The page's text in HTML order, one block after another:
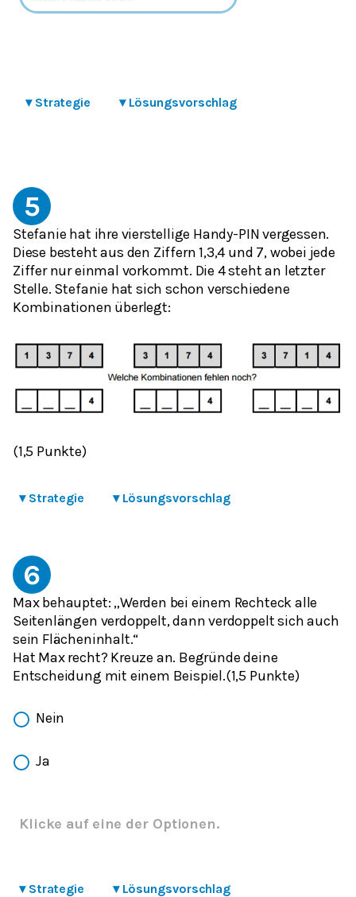
▾ Strategie ▾ Lösungsvorschlag
5
Stefanie hat ihre vierstellige Handy-PIN vergessen.
Diese besteht aus den Ziffern 1,3,4 und 7, wobei jede
Ziffer nur einmal vorkommt. Die 4 steht an letzter
Stelle. Stefanie hat sich schon verschiedene
Kombinationen überlegt:
(1,5 Punkte)
▾ Strategie ▾ Lösungsvorschlag
6
Max behauptet: „Werden bei einem Rechteck alle
Seitenlängen verdoppelt, dann verdoppelt sich auch
sein Flächeninhalt.“
Hat Max recht? Kreuze an. Begründe deine
Entscheidung mit einem Beispiel.(1,5 Punkte)
Nein
Ja
Klicke auf eine der Optionen.
▾ Strategie ▾ Lösungsvorschlag